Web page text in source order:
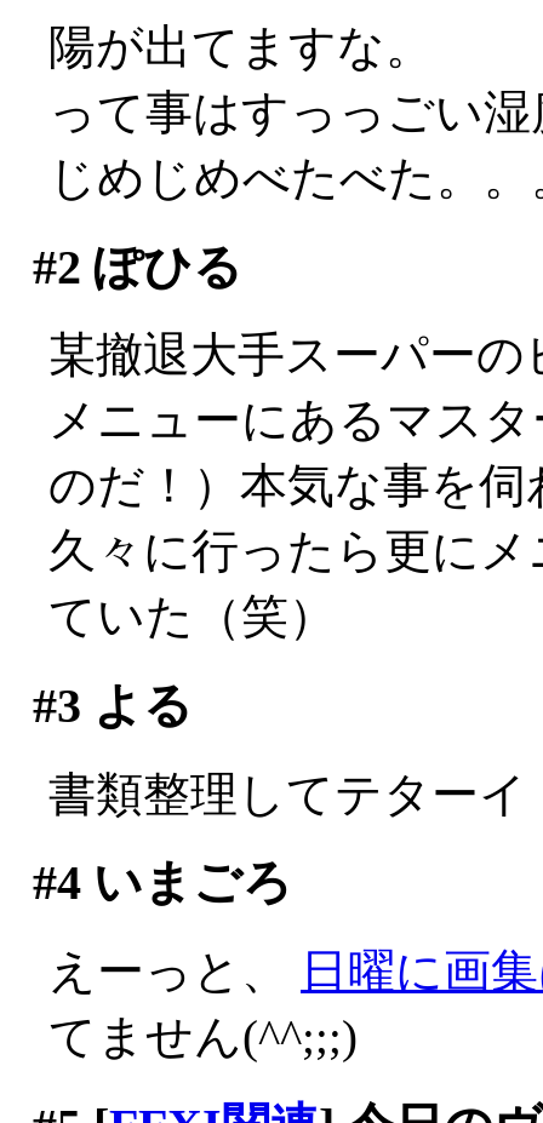
陽が出てますな。
って事はすっっごい
じめじめべたべた。。
#2 ぽひる
某撤退大手スーパー
メニューにあるマス
のだ！）本気な事を
久々に行ったら更に
ていた（笑）
#3 よる
書類整理してテターイ
#4いまごろ
えーっと、
日曜に画
てません(^^;;;)